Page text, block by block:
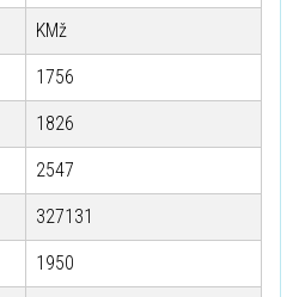
KMž
1756
1826
2547
327131
1950